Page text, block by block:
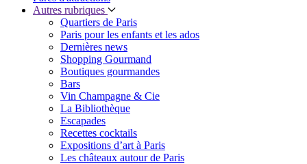
Autres rubriques
Quartiers de Paris
Paris pour les enfants et les ados
Dernières news
Shopping Gourmand
Boutiques gourmandes
Bars
Vin Champagne & Cie
La Bibliothèque
Escapades
Recettes cocktails
Expositions d’art à Paris
Les châteaux autour de Paris